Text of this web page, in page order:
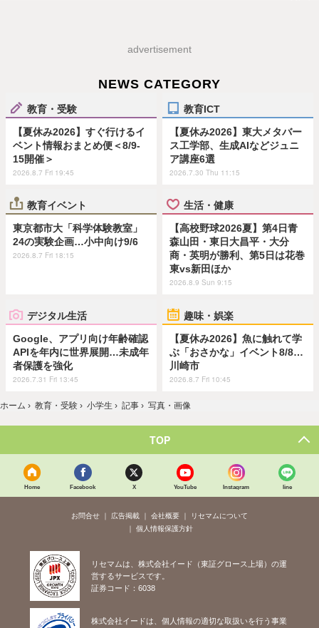
advertisement
NEWS CATEGORY
教育・受験
【夏休み2026】すぐ行けるイ
ベント情報おまとめ便＜8/9-
15開催＞
2026.8.7 Fri 19:45
教育ICT
【夏休み2026】東大メタバー
ス工学部、生成AIなどジュニ
ア講座6選
2026.7.30 Thu 11:15
教育イベント
東京都市大「科学体験教室」
24の実験企画…小中向け9/6
2026.8.7 Fri 18:15
生活・健康
【高校野球2026夏】第4日青
森山田・東日大昌平・大分
商・英明が勝利、第5日は花巻
東vs新田ほか
2026.8.9 Sun 9:15
デジタル生活
Google、アプリ向け年齢確認
APIを年内に世界展開…未成年
者保護を強化
2026.7.31 Fri 13:45
趣味・娯楽
【夏休み2026】魚に触れて学
ぶ「おさかな」イベント8/8…
川崎市
2026.8.7 Fri 10:45
ホーム › 教育・受験 › 小学生 › 記事 › 写真・画像
TOP
Home Facebook X YouTube Instagram line
お問合せ 広告掲載 会社概要
リセマムについて
個人情報保護方針
リセマムは、株式会社イード（東証グロース上場）の運
営するサービスです。
証券コード：6038
株式会社イードは、個人情報の適切な取扱いを行う事業